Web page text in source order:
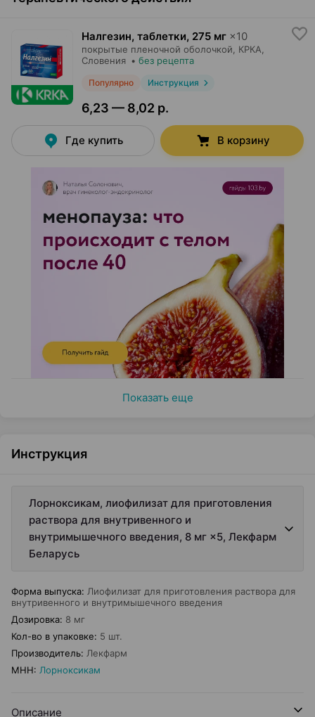
Налгезин, таблетки, 275 мг ×10
покрытые пленочной оболочкой, КРКА
Словения • без рецепта
Популярно Инструкция
6,23 — 8,02 р.
Где купить В корзину
Показать еще
Инструкция
Лорноксикам, лиофилизат для приготовления
раствора для внутривенного и
внутримышечного введения, 8 мг ×5, Лекфарм
Беларусь
Форма выпуска: Лиофилизат для приготовления раствора для
внутривенного и внутримышечного введения
Дозировка: 8 мг
Кол-во в упаковке: 5 шт.
Производитель: Лекфарм
МНН: Лорноксикам
Описание